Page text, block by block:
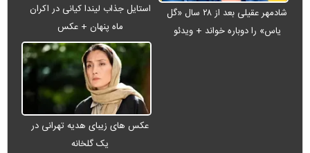
شادمهر عقیلی بعد از ۲۸ سال «گل
یاس» را دوباره خواند + ویدئو
استایل جذاب لیندا کیانی در اکران
ماه پنهان + عکس
عکس های زیبای هدیه تهرانی در
یک گلخانه